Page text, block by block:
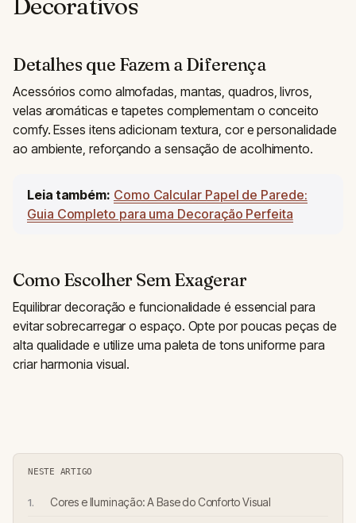
Decorativos
Detalhes que Fazem a Diferença
Acessórios como almofadas, mantas, quadros, livros,
velas aromáticas e tapetes complementam o conceito
comfy. Esses itens adicionam textura, cor e personalidade
ao ambiente, reforçando a sensação de acolhimento.
Leia também: Como Calcular Papel de Parede:
Guia Completo para uma Decoração Perfeita
Como Escolher Sem Exagerar
Equilibrar decoração e funcionalidade é essencial para
evitar sobrecarregar o espaço. Opte por poucas peças de
alta qualidade e utilize uma paleta de tons uniforme para
criar harmonia visual.
NESTE ARTIGO
Cores e Iluminação: A Base do Conforto Visual